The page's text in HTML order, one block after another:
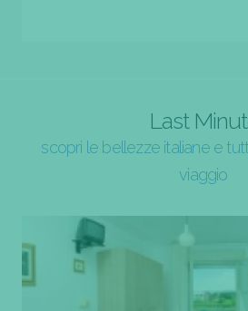
Last
scopri le bellezze italiane e
viaggio